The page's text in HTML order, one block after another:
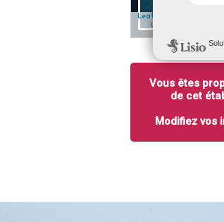
Leaflet
—
GeoEye, Getmapping,
Vous êtes
de cet
Modifiez vos